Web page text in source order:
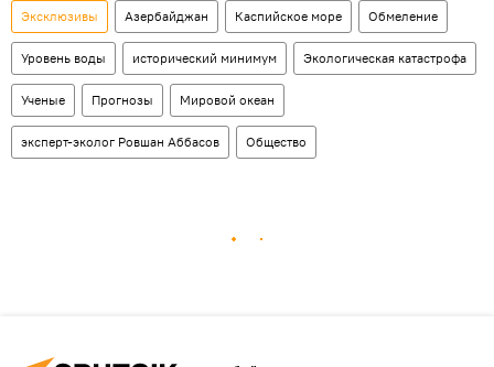
Эксклюзивы Азербайджан Каспийское море Обмеление
Уровень воды исторический минимум Экологическая катастрофа
Ученые Прогнозы Мировой океан
эксперт-эколог Ровшан Аббасов Общество